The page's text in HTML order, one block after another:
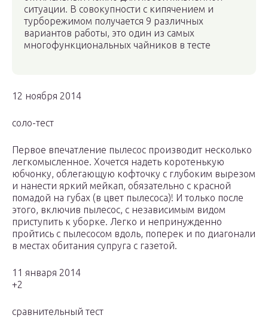
ситуации. В совокупности с кипячением и
турборежимом получается 9 различных
вариантов работы, это один из самых
многофункциональных чайников в тесте
12 ноября 2014
соло-тест
Первое впечатление пылесос производит несколько
легкомысленное. Хочется надеть коротенькую
юбчонку, облегающую кофточку с глубоким вырезом
и нанести яркий мейкап, обязательно с красной
помадой на губах (в цвет пылесоса)! И только после
этого, включив пылесос, с независимым видом
приступить к уборке. Легко и непринужденно
пройтись с пылесосом вдоль, поперек и по диагонали
в местах обитания супруга с газетой.
11 января 2014
+2
сравнительный тест